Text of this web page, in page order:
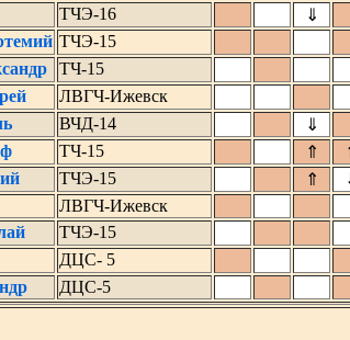
ТЧЭ-16 ⇓
ТЧЭ-15
ТЧ-15
ЛВГЧ-Ижевск
ВЧД-14 ⇓
ТЧ-15 ⇑
ТЧЭ-15 ⇑
ЛВГЧ-Ижевск
ТЧЭ-15
ДЦС- 5
ДЦС-5